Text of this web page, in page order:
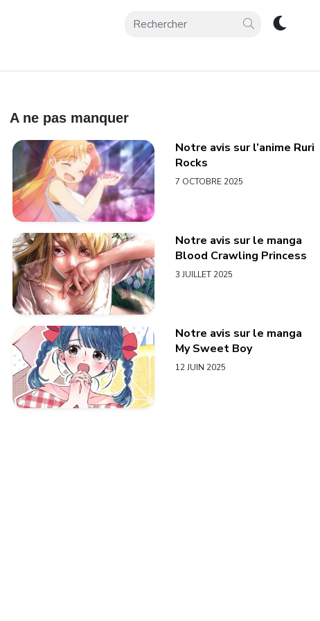
A ne pas manquer
Notre avis sur l’anime Ruri
Rocks
7 OCTOBRE 2025
Notre avis sur le manga
Blood Crawling Princess
3 JUILLET 2025
Notre avis sur le manga
My Sweet Boy
12 JUIN 2025